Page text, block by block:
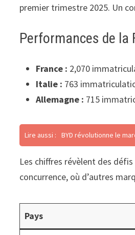
premier trimestre 2025. Un
Performances de la
France : 2,070
Italie : 763
Allemagne : 715
Lire aussi : BYD révolutionne le
Les chiffres révèlent des
concurrence, où d’autres
Pays